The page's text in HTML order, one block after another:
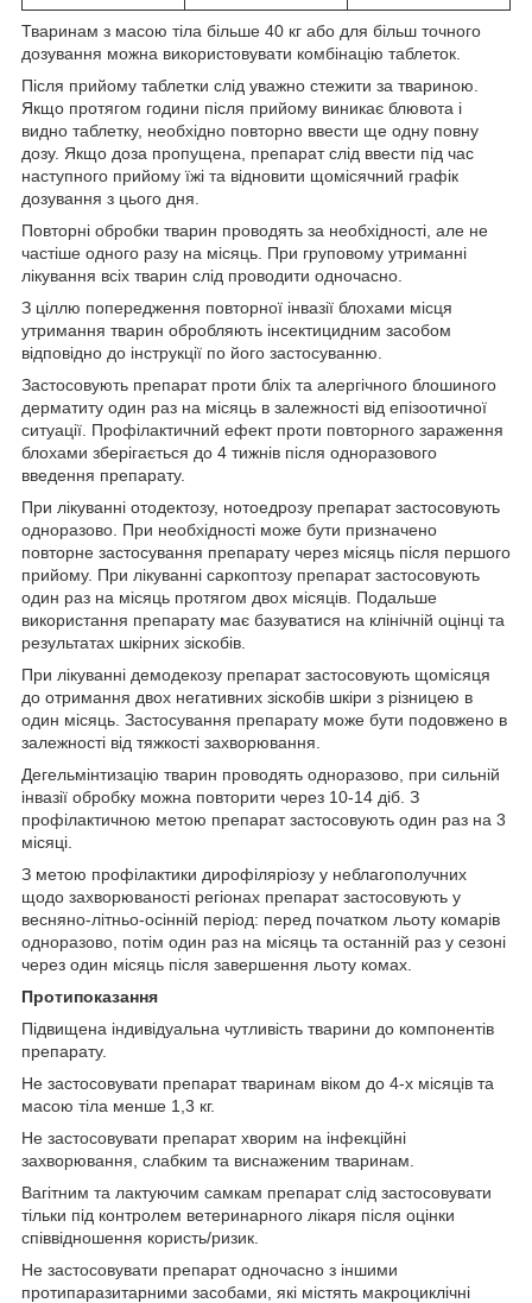
Тваринам з масою тіла більше 40 кг або для більш точного
дозування можна використовувати комбінацію таблеток.
Після прийому таблетки слід уважно стежити за твариною.
Якщо протягом години після прийому виникає блювота і
видно таблетку, необхідно повторно ввести ще одну повну
дозу. Якщо доза пропущена, препарат слід ввести під час
наступного прийому їжі та відновити щомісячний графік
дозування з цього дня.
Повторні обробки тварин проводять за необхідності, але не
частіше одного разу на місяць. При груповому утриманні
лікування всіх тварин слід проводити одночасно.
З ціллю попередження повторної інвазії блохами місця
утримання тварин обробляють інсектицидним засобом
відповідно до інструкції по його застосуванню.
Застосовують препарат проти бліх та алергічного блошиного
дерматиту один раз на місяць в залежності від епізоотичної
ситуації. Профілактичний ефект проти повторного зараження
блохами зберігається до 4 тижнів після одноразового
введення препарату.
При лікуванні отодектозу, нотоедрозу препарат застосовують
одноразово. При необхідності може бути призначено
повторне застосування препарату через місяць після першого
прийому. При лікуванні саркоптозу препарат застосовують
один раз на місяць протягом двох місяців. Подальше
використання препарату має базуватися на клінічній оцінці та
результатах шкірних зіскобів.
При лікуванні демодекозу препарат застосовують щомісяця
до отримання двох негативних зіскобів шкіри з різницею в
один місяць. Застосування препарату може бути подовжено в
залежності від тяжкості захворювання.
Дегельмінтизацію тварин проводять одноразово, при сильній
інвазії обробку можна повторити через 10-14 діб. З
профілактичною метою препарат застосовують один раз на 3
місяці.
З метою профілактики дирофіляріозу у неблагополучних
щодо захворюваності регіонах препарат застосовують у
весняно-літньо-осінній період: перед початком льоту комарів
одноразово, потім один раз на місяць та останній раз у сезоні
через один місяць після завершення льоту комах.
Протипоказання
Підвищена індивідуальна чутливість тварини до компонентів
препарату.
Не застосовувати препарат тваринам віком до 4-х місяців та
масою тіла менше 1,3 кг.
Не застосовувати препарат хворим на інфекційні
захворювання, слабким та виснаженим тваринам.
Вагітним та лактуючим самкам препарат слід застосовувати
тільки під контролем ветеринарного лікаря після оцінки
співвідношення користь/ризик.
Не застосовувати препарат одночасно з іншими
протипаразитарними засобами, які містять макроциклічні